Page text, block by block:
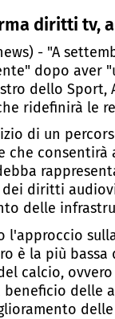
diritti tv,
- "A
dopo aver
dello
ridefinirà le
di un
che
dei diritti
delle
l'approccio
è la più
calcio,
beneficio delle